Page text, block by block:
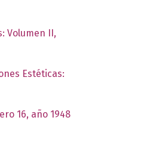
Volumen II,
Estéticas:
16, año 1948